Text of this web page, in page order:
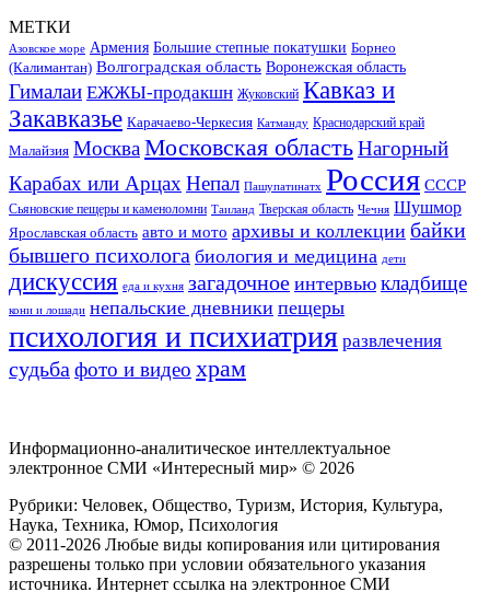
МЕТКИ
Азовское море Армения Большие степные покатушки Борнео
(Калимантан) Волгоградская область Воронежская область
Гималаи ЕЖЖЫ-продакшн Жуковский Кавказ и
Закавказье Карачаево-Черкесия Катманду Краснодарский край
Малайзия МоскваМосковская областьНагорный
Карабах или Арцах Непал Пашупатинатх Россия СССР
Сьяновские пещеры и каменоломни Таиланд Тверская область Чечня Шушмор
Ярославская область авто и мото архивы и коллекции байки
бывшего психолога биология и медицина дети
дискуссия еда и кухня загадочное интервью кладбище
кони и лошади непальские дневники пещеры
психология и психиатрия развлечения
судьба фото и видео храм
Информационно-аналитическое интеллектуальное
электронное СМИ «Интересный мир» © 2026
Рубрики: Человек, Общество, Туризм, История, Культура,
Наука, Техника, Юмор, Психология
© 2011-2026 Любые виды копирования или цитирования
разрешены только при условии обязательного указания
источника. Интернет ссылка на электронное СМИ